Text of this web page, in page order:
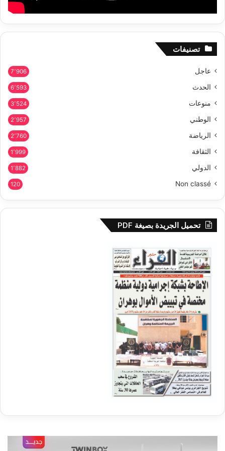
تصنيفات
عاجل 7٬906
الحدث 6٬593
منوعات 3٬524
الوطني 2٬957
الرياضة 2٬760
الثقافة 1٬999
الدولي 1٬882
Non classé
120
تحميل الجريدة بصيغة PDF